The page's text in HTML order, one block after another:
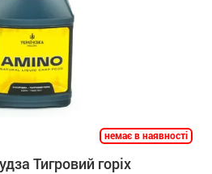
немає в наявності
Тигровий горіх